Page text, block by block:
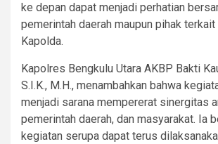
ke depan dapat menjadi perhatian
pemerintah daerah maupun pihak terkait
Kapolda.
Kapolres Bengkulu Utara AKBP Bakti
S.I.K., M.H., menambahkan bahwa
menjadi sarana mempererat sinergitas
pemerintah daerah, dan masyarakat. Ia
kegiatan serupa dapat terus